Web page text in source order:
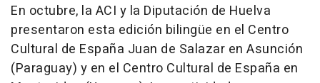
En octubre, la ACI y la Diputación de Huelva
presentaron esta edición bilingüe en el Centro
Cultural de España Juan de Salazar en Asunción
(Paraguay) y en el Centro Cultural de España en